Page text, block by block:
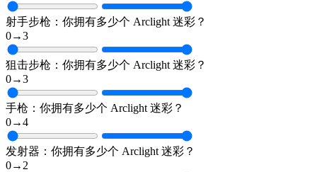
射手步枪：你拥有多少个 Arclight 迷彩？
0→3
狙击步枪：你拥有多少个 Arclight 迷彩？
0→3
手枪：你拥有多少个 Arclight 迷彩？
0→4
发射器：你拥有多少个 Arclight 迷彩？
0→2